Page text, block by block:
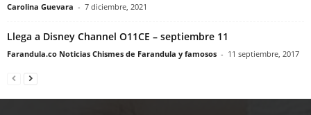
Carolina Guevara - 7 diciembre, 2021
Llega a Disney Channel O11CE – septiembre 11
Farandula.co Noticias Chismes de Farandula y famosos - 11 septiembre, 2017